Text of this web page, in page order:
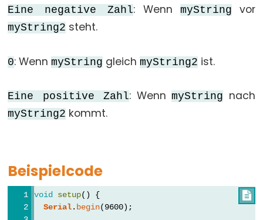
byte
char
double
float
int
long
short
String()
unsigned
char
Eine negative Zahl: Wenn myString vor
myString2 steht.
0: WennmyString gleichmyString2 ist.
Eine positive Zahl: WennmyString nach
myString2 kommt.
Beispielcode

void setup() {
Serial. begin(9600);